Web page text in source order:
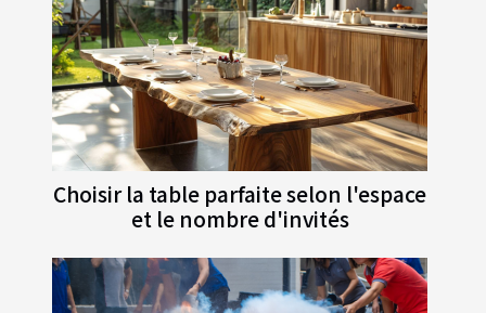
Choisir la table parfaite selon l'espace
et le nombre d'invités